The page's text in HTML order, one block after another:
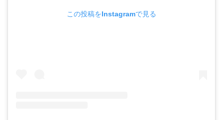
この投稿をInstagramで見る